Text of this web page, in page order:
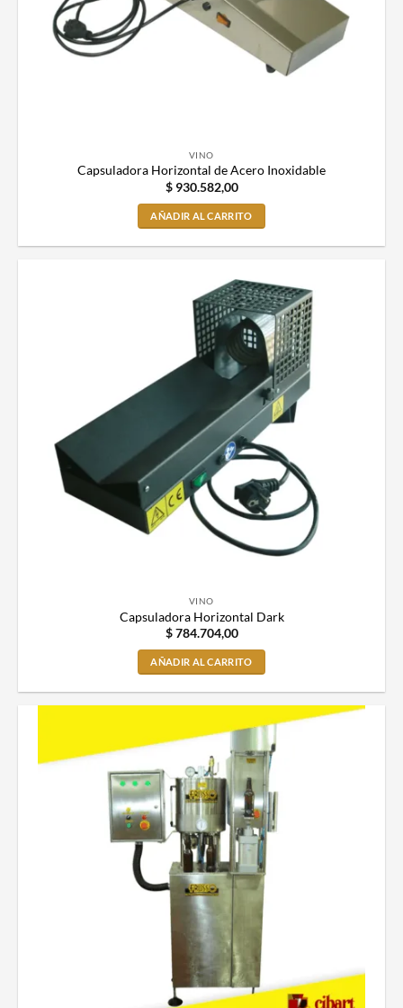
VINO
Capsuladora Horizontal de Acero Inoxidable
$930.582,00
AÑADIR AL CARRITO
VINO
Capsuladora Horizontal Dark
$784.704,00
AÑADIR AL CARRITO